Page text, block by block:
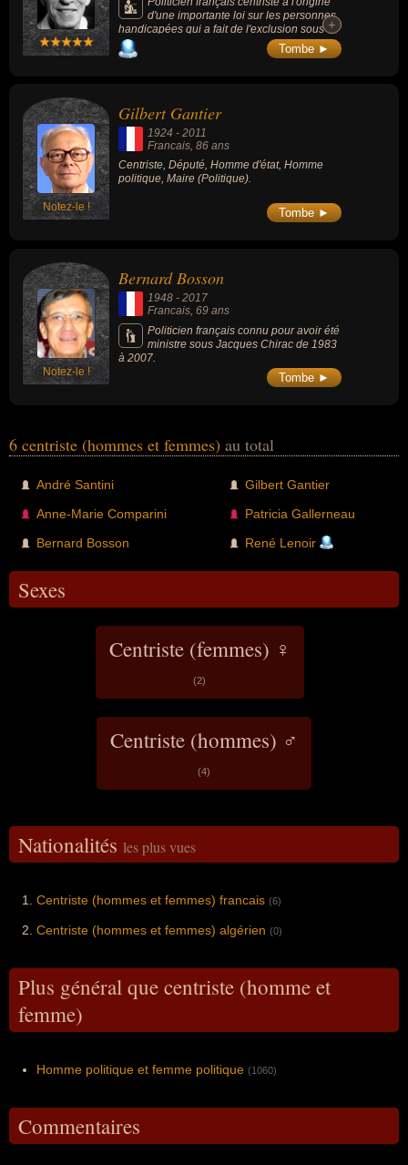
d'une importante loi sur les personnes
handicapées qui a fait de l'exclusion sous
toutes ses formes l'un des combats de sa vie.
Il fut directeur de l’ENA, secrétaire d’État
+
+
Tombe ►
Notez-le !
Gilbert Gantier
1924 - 2011
Francais, 86 ans
Centriste, Député, Homme d'état, Homme
politique, Maire (Politique).
Tombe ►
Notez-le !
Bernard Bosson
1948 - 2017
Francais , 69 ans
Politicien français connu pour avoir été
ministre sous Jacques Chirac de 1983
à 2007.
Tombe ►
6 centriste (hommes et femmes) au total
André Santini
Anne-Marie Comparini
Bernard Bosson
Gilbert Gantier
Patricia Gallerneau
René Lenoir
Sexes
Centriste (femmes) ♀
(2)
Centriste (hommes) ♂
(4)
Nationalités les plus vues
Centriste (hommes et femmes) francais (6)
Centriste (hommes et femmes) algérien (0)
Plus général que centriste (homme et
femme)
Homme politique et femme politique (1060)
Commentaires